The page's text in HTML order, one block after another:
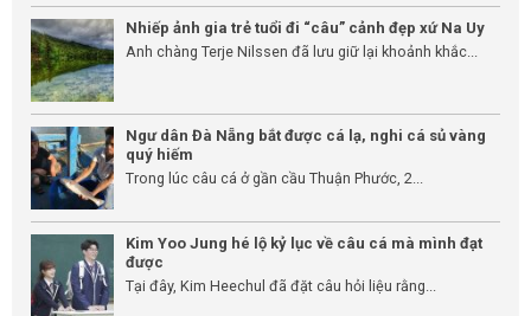
Nhiếp ảnh gia trẻ tuổi đi “câu” cảnh đẹp xứ Na Uy
Anh chàng Terje Nilssen đã lưu giữ lại khoảnh khắc...
Ngư dân Đà Nẵng bắt được cá lạ, nghi cá sủ vàng
quý hiếm
Trong lúc câu cá ở gần cầu Thuận Phước, 2...
Kim Yoo Jung hé lộ kỷ lục về câu cá mà mình đạt
được
Tại đây, Kim Heechul đã đặt câu hỏi liệu rằng...